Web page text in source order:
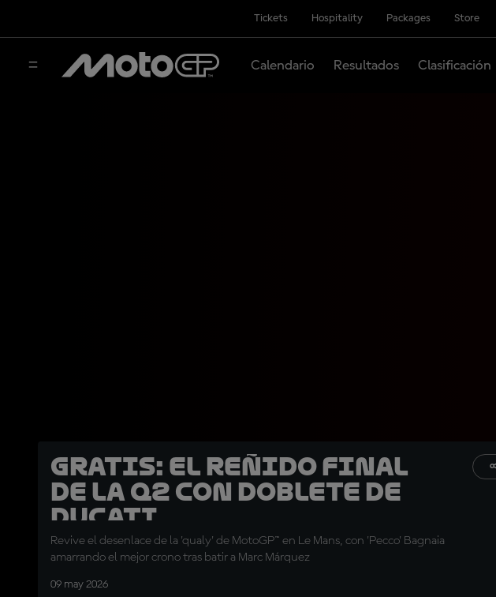
Tickets Hospitality Packages Store
Calendario Resultados Clasificación
GRATIS: El reñido final
de la Q2 con doblete de
Ducati
Revive el desenlace de la 'qualy' de MotoGP™ en Le Mans, con 'Pecco' Bagnaia
amarrando el mejor crono tras batir a Marc Márquez
09 may 2026